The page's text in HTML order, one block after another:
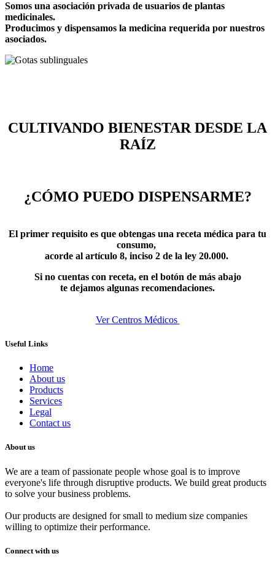
Somos una asociación privada de usuarios de plantas
medicinales.
Producimos y dispensamos la medicina requerida por nuestros
asociados.
CULTIVANDO BIENESTAR DESDE LA
RAÍZ
¿CÓMO PUEDO DISPENSARME?
El primer requisito es que obtengas una receta médica para tu
consumo,
acorde al artículo 8, inciso 2 de la ley 20.000.
Si no cuentas con receta, en el botón de más abajo
te dejamos algunas recomendaciones.
Ver Centros Médicos
Useful Links
Home
About us
Products
Services
Legal
Contact us
About us
We are a team of passionate people whose goal is to improve
everyone's life through disruptive products. We build great products
to solve your business problems.
Our products are designed for small to medium size companies
willing to optimize their performance.
Connect with us